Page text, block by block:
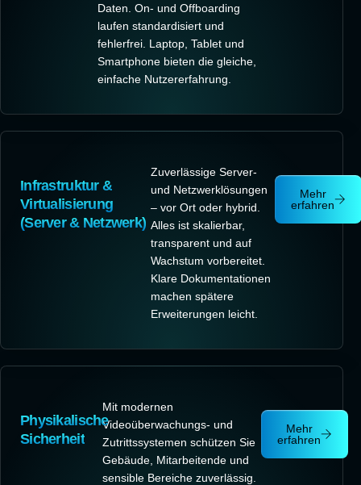
Daten. On- und Offboarding
laufen standardisiert und
fehlerfrei. Laptop, Tablet und
Smartphone bieten die gleiche,
einfache Nutzererfahrung.
Infrastruktur &
Virtualisierung
(Server & Netzwerk)
Zuverlässige Server-
und Netzwerklösungen
– vor Ort oder hybrid.
Alles ist skalierbar,
transparent und auf
Wachstum vorbereitet.
Klare Dokumentationen
machen spätere
Erweiterungen leicht.
Mehr
erfahren
Physikalische
Sicherheit
Mit modernen
Videoüberwachungs- und
Zutrittssystemen schützen Sie
Gebäude, Mitarbeitende und
sensible Bereiche zuverlässig.
Mehr
erfahren